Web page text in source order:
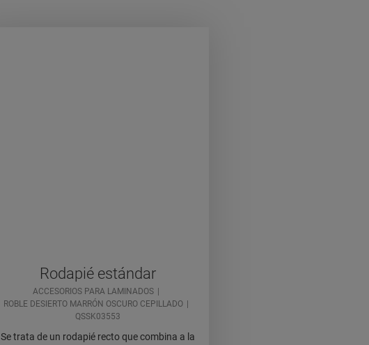
Rodapié estándar
ACCESORIOS PARA LAMINADOS
ROBLE DESIERTO MARRÓN OSCURO CEPILLADO
QSSK03553
Se trata de un rodapié recto que combina a la